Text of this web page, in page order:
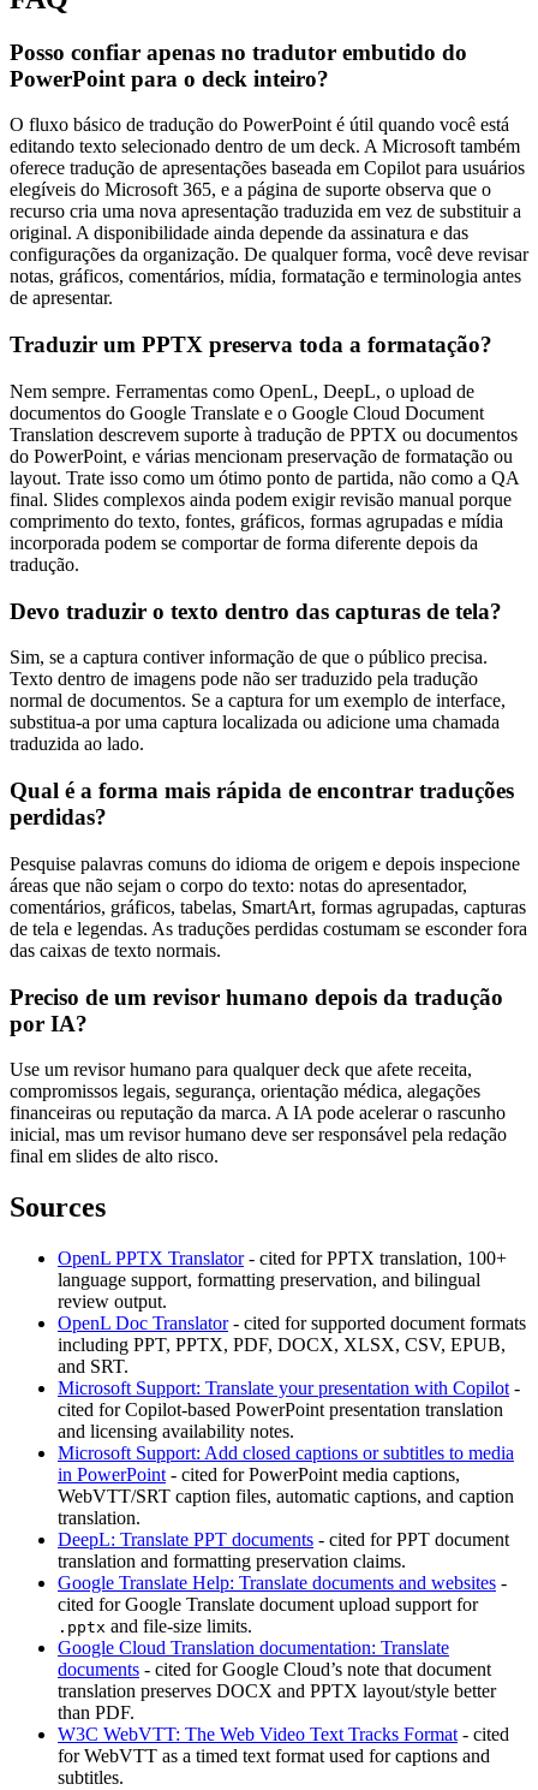
Posso confiar apenas no tradutor embutido do
PowerPoint para o deck inteiro?
O fluxo básico de tradução do PowerPoint é útil quando você está
editando texto selecionado dentro de um deck. A Microsoft também
oferece tradução de apresentações baseada em Copilot para usuários
elegíveis do Microsoft 365, e a página de suporte observa que o
recurso cria uma nova apresentação traduzida em vez de substituir a
original. A disponibilidade ainda depende da assinatura e das
configurações da organização. De qualquer forma, você deve revisar
notas, gráficos, comentários, mídia, formatação e terminologia antes
de apresentar.
Traduzir um PPTX preserva toda a formatação?
Nem sempre. Ferramentas como OpenL, DeepL, o upload de
documentos do Google Translate e o Google Cloud Document
Translation descrevem suporte à tradução de PPTX ou documentos
do PowerPoint, e várias mencionam preservação de formatação ou
layout. Trate isso como um ótimo ponto de partida, não como a QA
final. Slides complexos ainda podem exigir revisão manual porque
comprimento do texto, fontes, gráficos, formas agrupadas e mídia
incorporada podem se comportar de forma diferente depois da
tradução.
Devo traduzir o texto dentro das capturas de tela?
Sim, se a captura contiver informação de que o público precisa.
Texto dentro de imagens pode não ser traduzido pela tradução
normal de documentos. Se a captura for um exemplo de interface,
substitua-a por uma captura localizada ou adicione uma chamada
traduzida ao lado.
Qual é a forma mais rápida de encontrar traduções
perdidas?
Pesquise palavras comuns do idioma de origem e depois inspecione
áreas que não sejam o corpo do texto: notas do apresentador,
comentários, gráficos, tabelas, SmartArt, formas agrupadas, capturas
de tela e legendas. As traduções perdidas costumam se esconder fora
das caixas de texto normais.
Preciso de um revisor humano depois da tradução
por IA?
Use um revisor humano para qualquer deck que afete receita,
compromissos legais, segurança, orientação médica, alegações
financeiras ou reputação da marca. A IA pode acelerar o rascunho
inicial, mas um revisor humano deve ser responsável pela redação
final em slides de alto risco.
Sources
OpenL PPTX Translator- cited for PPTX translation, 100+
language support, formatting preservation, and bilingual
review output.
OpenL Doc Translator- cited for supported document formats
including PPT, PPTX, PDF, DOCX, XLSX, CSV, EPUB,
and SRT.
Microsoft Support: Translate your presentation with Copilot -
cited for Copilot-based PowerPoint presentation translation
and licensing availability notes.
Microsoft Support: Add closed captions or subtitles to media
in PowerPoint - cited for PowerPoint media captions,
WebVTT/SRT caption files, automatic captions, and caption
translation.
DeepL: Translate PPT documents - cited for PPT document
translation and formatting preservation claims.
Google Translate Help: Translate documents and websites -
cited for Google Translate document upload support for
.pptx and file-size limits.
Google Cloud Translation documentation: Translate
documents - cited for Google Cloud’s note that document
translation preserves DOCX and PPTX layout/style better
than PDF.
W3C WebVTT: The Web Video Text Tracks Format - cited
for WebVTT as a timed text format used for captions and
subtitles.